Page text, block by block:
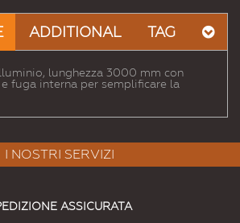
Amico
ADDITIONAL TAG
lunghezza 3000 mm con
fuga interna per semplificare la
I NOSTRI SERVIZI
ASSICURATA